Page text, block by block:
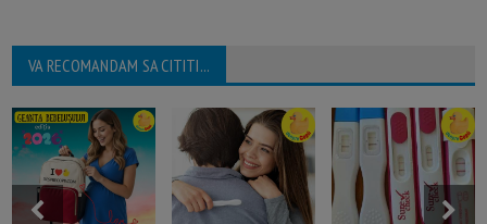
VA RECOMANDAM SA CITITI...